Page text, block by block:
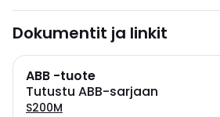
Dokumentit ja linkit
ABB -tuote
Tutustu ABB-sarjaan
S200M